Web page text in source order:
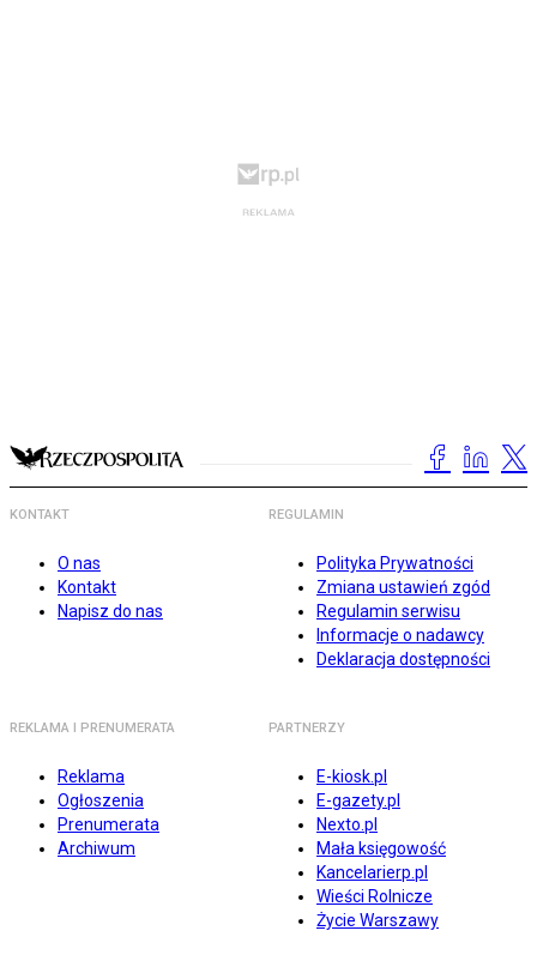
KONTAKT
O nas
Kontakt
Napisz do nas
REGULAMIN
Polityka Prywatności
Zmiana ustawień zgód
Regulamin serwisu
Informacje o nadawcy
Deklaracja dostępności
REKLAMA I PRENUMERATA
Reklama
Ogłoszenia
Prenumerata
Archiwum
PARTNERZY
E-kiosk.pl
E-gazety.pl
Nexto.pl
Mała księgowość
Kancelarierp.pl
Wieści Rolnicze
Życie Warszawy